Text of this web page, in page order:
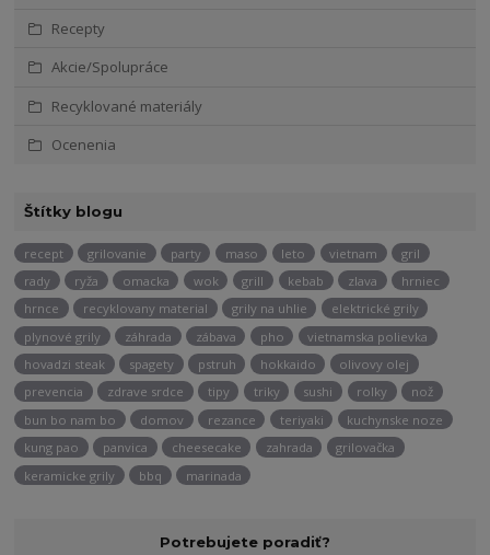
Recepty
Akcie/Spolupráce
Recyklované materiály
Ocenenia
Štítky blogu
recept grilovanie party maso leto vietnam
gril
rady
ryža omacka wok grill kebab zlava
hrniec
hrnce
recyklovany material grily na uhlie
elektrické grily
plynové grily
záhrada zábava pho
vietnamska polievka
hovadzi steak
spagety pstruh hokkaido
olivovy olej
prevencia
zdrave srdce tipy triky sushi rolky
nož
bun bo nam bo
domov rezance teriyaki
kuchynske noze
kung pao
panvica cheesecake zahrada
grilovačka
keramicke grily
bbq marinada
Potrebujete poradiť?